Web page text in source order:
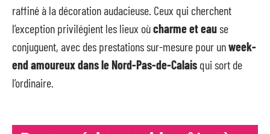
raffiné à la décoration audacieuse. Ceux qui cherchent
l’exception privilégient les lieux oùcharme et eause
conjuguent, avec des prestations sur-mesure pour unweek-
end amoureux dans le Nord-Pas-de-Calais qui sort de
l’ordinaire.